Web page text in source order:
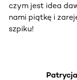
czym jest idea
nami piątkę i
szpiku!